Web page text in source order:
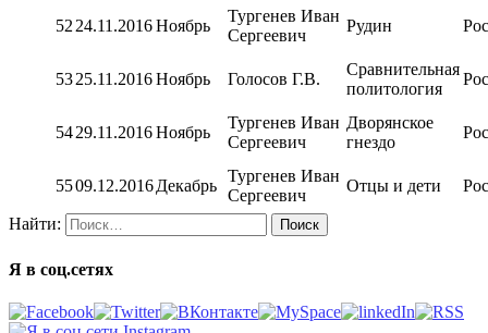
52 24.11.2016Ноябрь
Тургенев Иван
Сергеевич
Рудин
5325.11.2016Ноябрь Голосов Г.В.
Сравнительная
политология
5429.11.2016Ноябрь
Тургенев Иван
Сергеевич
Дворянское
гнездо
5509.12.2016Декабрь
Тургенев Иван
Сергеевич
Отцы и дети
Найти:
Я в соц.сетях